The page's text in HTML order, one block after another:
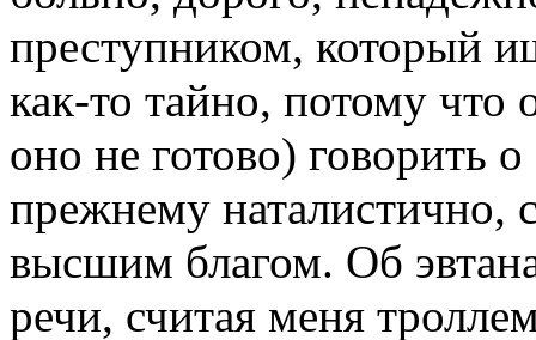
преступником, который
как-то тайно, потому что
оно не готово) говорить
прежнему наталистично,
высшим благом. Об
речи, считая меня